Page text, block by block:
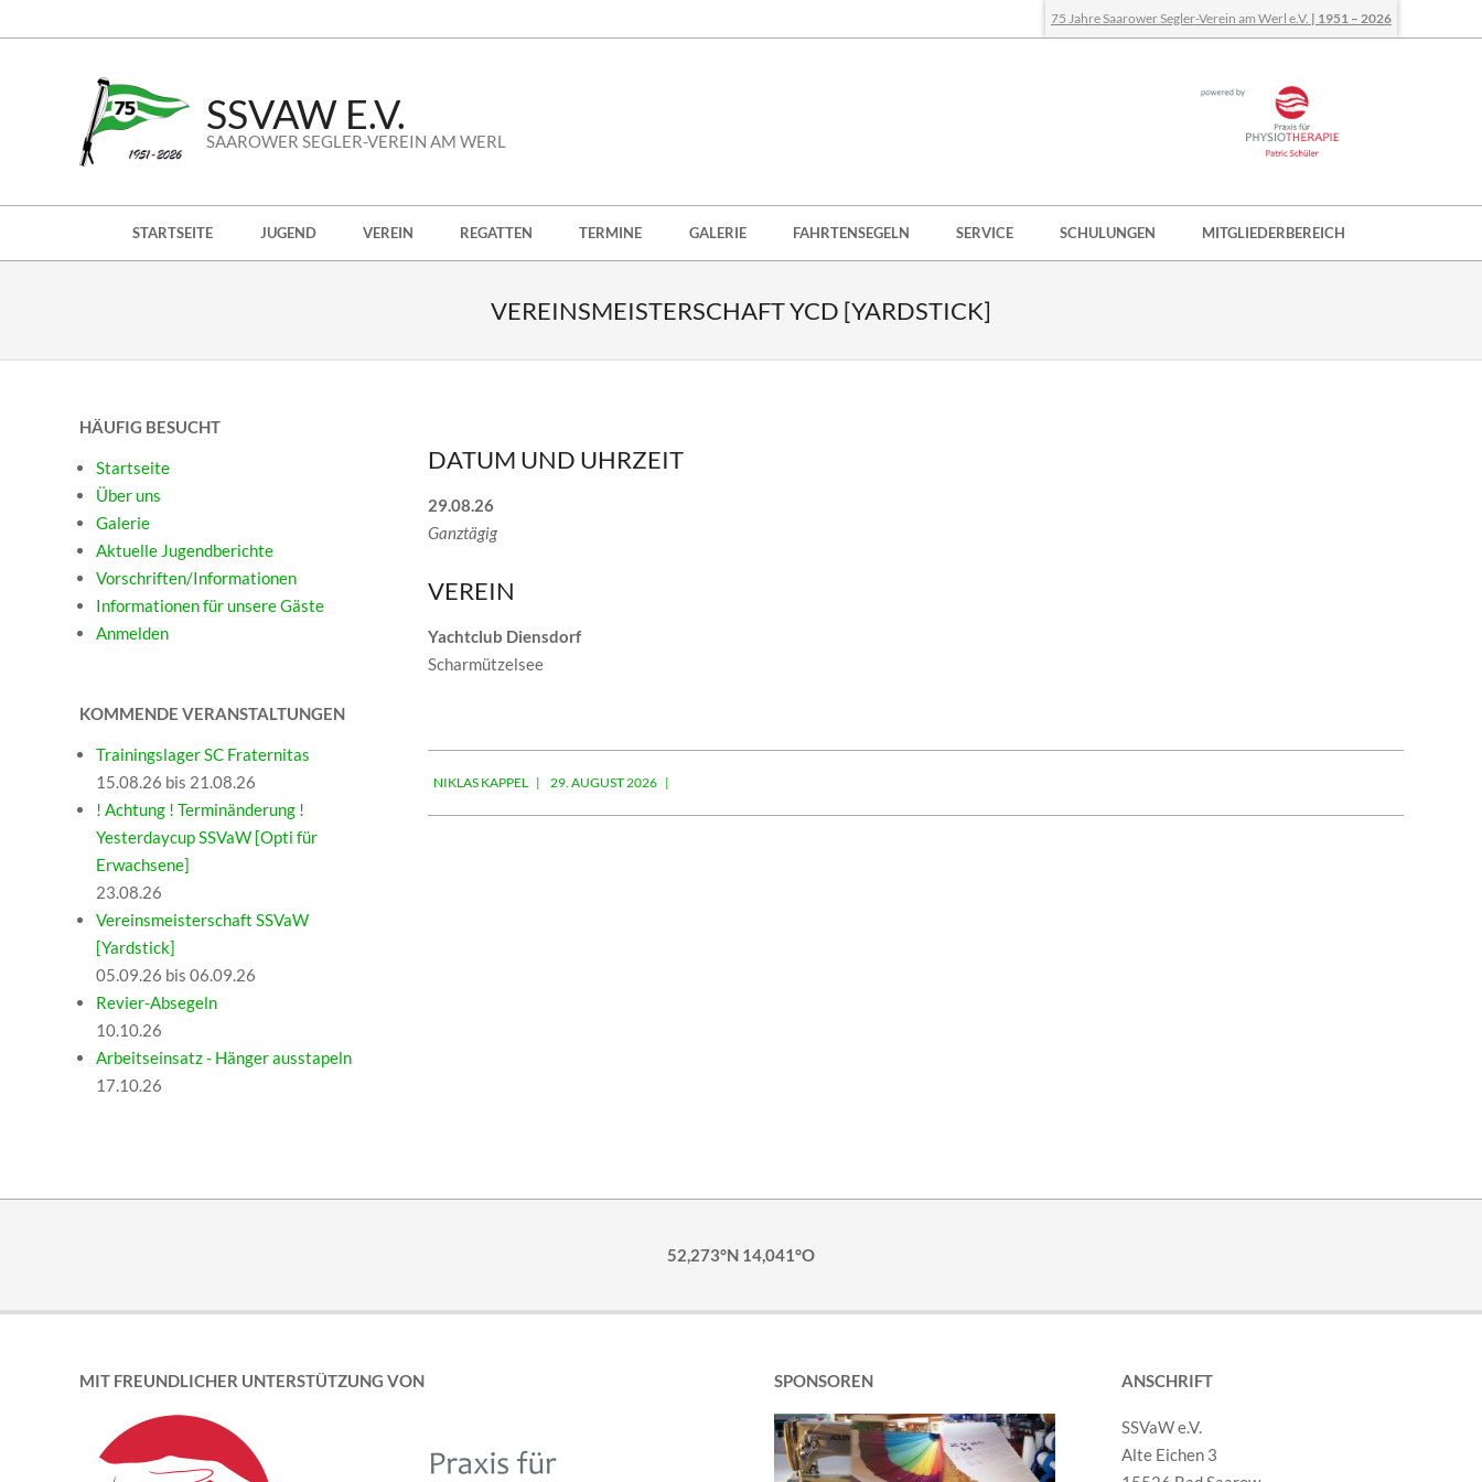
to
75 Jahre Saarower Segler-Verein am Werl e.V. | 1951 – 2026
SSVAW E.V.
SAAROWER SEGLER-VEREIN AM WERL
STARTSEITE JUGEND VEREIN REGATTEN TERMINE GALERIE FAHRTENSEGELN SERVICE SCHULUNGEN MITGLIEDERBEREICH
VEREINSMEISTERSCHAFT YCD [YARDSTICK]
DATUM UND UHRZEIT
29.08.26
Ganztägig
VEREIN
Yachtclub Diensdorf
Scharmützelsee
08-
29
NIKLAS KAPPEL 29. AUGUST 2026
HÄUFIG BESUCHT
Startseite
Über uns
Galerie
Aktuelle Jugendberichte
Vorschriften/Informationen
Informationen für unsere Gäste
Anmelden
KOMMENDE VERANSTALTUNGEN
Trainingslager SC Fraternitas
15.08.26 bis 21.08.26
! Achtung ! Terminänderung !
Yesterdaycup SSVaW [Opti für
Erwachsene]
23.08.26
Vereinsmeisterschaft SSVaW
[Yardstick]
05.09.26 bis 06.09.26
Revier-Absegeln
10.10.26
Arbeitseinsatz - Hänger ausstapeln
17.10.26
52,273°N 14,041°O
MIT FREUNDLICHER UNTERSTÜTZUNG VON SPONSOREN ANSCHRIFT
SSVaW e.V.
Alte Eichen 3